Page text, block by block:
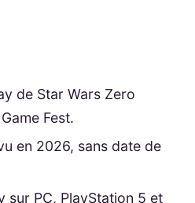
de Star Wars Zero
Fest.
en 2026, sans date de
sur PC, PlayStation 5 et